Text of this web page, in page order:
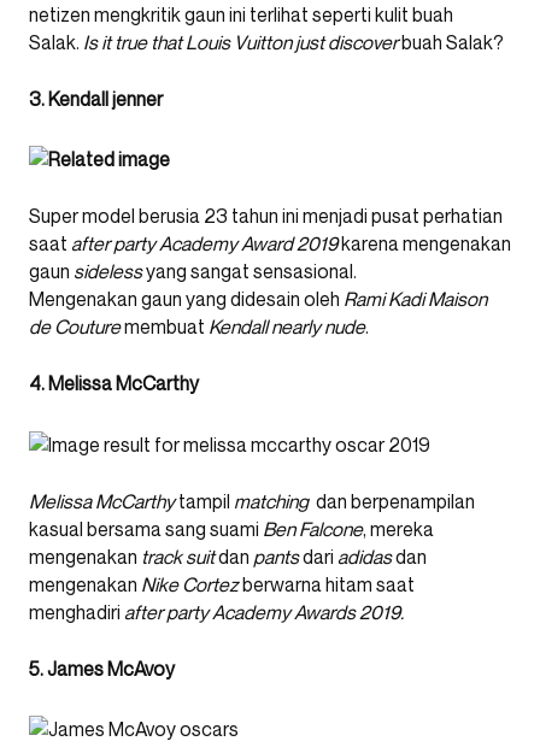
netizen mengkritik gaun ini terlihat seperti kulit buah
Salak. Is it true that Louis Vuitton just discoverbuah Salak?
3. Kendall jenner
Super model berusia 23 tahun ini menjadi pusat perhatian
saat after party Academy Award 2019karena mengenakan
gaun sidelessyang sangat sensasional.
Mengenakan gaun yang didesain oleh Rami Kadi Maison
de Couturemembuat Kendall nearly nude.
4. Melissa McCarthy
Melissa McCarthytampil matchingdan berpenampilan
kasual bersama sang suami Ben Falcone, mereka
mengenakan track suitdan pantsdari adidasdan
mengenakan Nike Cortezberwarna hitam saat
menghadiri after party Academy Awards 2019.
5. James McAvoy